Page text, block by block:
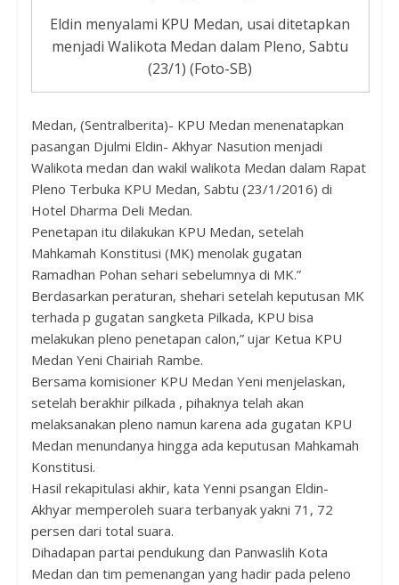
Eldin menyalami KPU Medan, usai ditetapkan
menjadi Walikota Medan dalam Pleno, Sabtu
(23/1) (Foto-SB)
Medan, (Sentralberita)- KPU Medan menenatapkan
pasangan Djulmi Eldin- Akhyar Nasution menjadi
Walikota medan dan wakil walikota Medan dalam Rapat
Pleno Terbuka KPU Medan, Sabtu (23/1/2016) di
Hotel Dharma Deli Medan.
Penetapan itu dilakukan KPU Medan, setelah
Mahkamah Konstitusi (MK) menolak gugatan
Ramadhan Pohan sehari sebelumnya di MK.”
Berdasarkan peraturan, shehari setelah keputusan MK
terhada p gugatan sangketa Pilkada, KPU bisa
melakukan pleno penetapan calon,” ujar Ketua KPU
Medan Yeni Chairiah Rambe.
Bersama komisioner KPU Medan Yeni menjelaskan,
setelah berakhir pilkada , pihaknya telah akan
melaksanakan pleno namun karena ada gugatan KPU
Medan menundanya hingga ada keputusan Mahkamah
Konstitusi.
Hasil rekapitulasi akhir, kata Yenni psangan Eldin-
Akhyar memperoleh suara terbanyak yakni 71, 72
persen dari total suara.
Dihadapan partai pendukung dan Panwaslih Kota
Medan dan tim pemenangan yang hadir pada peleno